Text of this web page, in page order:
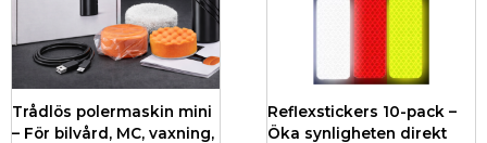
Trådlös polermaskin mini
– För bilvård, MC, vaxning,
Reflexstickers 10-pack –
Öka synligheten direkt
De
olika
kan
väljas
på